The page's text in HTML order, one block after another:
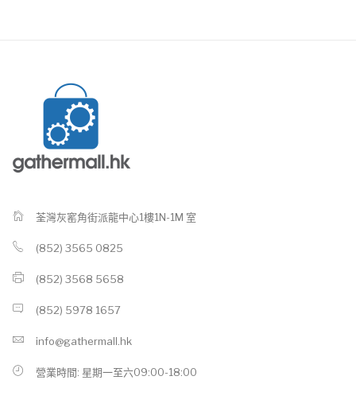
荃灣灰窰角街派龍中心1樓1N-1M 室
(852) 3565 0825
(852) 3568 5658
(852) 5978 1657
info@gathermall.hk
營業時間: 星期一至六09:00-18:00